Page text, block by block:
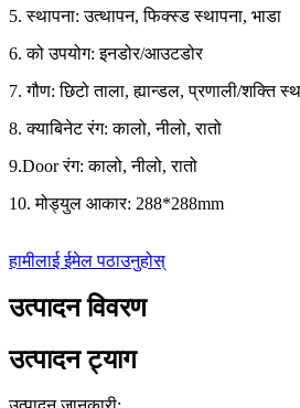
5. स्थापना: उत्थापन, फिक्स्ड स्थापना, भाडा
6. को उपयोग: इनडोर/आउटडोर
7. गौण: छिटो ताला, ह्यान्डल, प्रणाली/शक्ति
8. क्याबिनेट रंग: कालो, नीलो, रातो
9.Door रंग: कालो, नीलो, रातो
10. मोड्युल आकार: 288*288mm
हामीलाई ईमेल पठाउनुहोस्
उत्पादन विवरण
उत्पादन ट्याग